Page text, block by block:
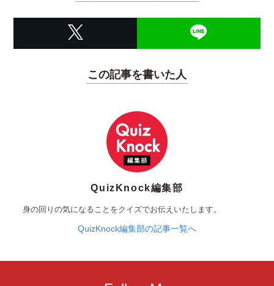
この記事を書いた人
QuizKnock編集部
身の回りの気になることをクイズでお伝えいたします。
QuizKnock編集部の記事一覧へ